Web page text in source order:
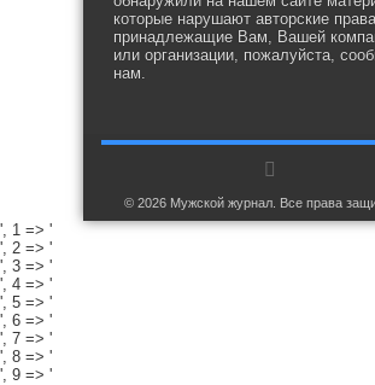
которые нарушают авторские
принадлежащие Вам, Вашей
или организации, пожалуйста,
нам.
© 2026 Мужской журнал. Все права
', 1 => '
', 2 => '
', 3 => '
', 4 => '
', 5 => '
', 6 => '
', 7 => '
', 8 => '
', 9 => '